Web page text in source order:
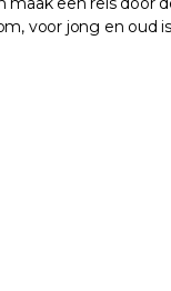
voor jong en oud